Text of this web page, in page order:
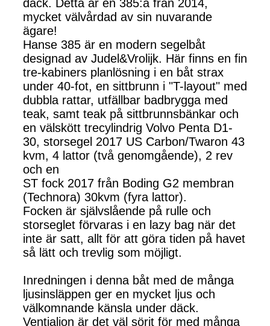
däck. Detta är en 385:a från 2014,
mycket välvårdad av sin nuvarande
ägare!
Hanse 385 är en modern segelbåt
designad av Judel&Vrolijk. Här finns en fin
tre-kabiners planlösning i en båt strax
under 40-fot, en sittbrunn i "T-layout" med
dubbla rattar, utfällbar badbrygga med
teak, samt teak på sittbrunnsbänkar och
en välskött trecylindrig Volvo Penta D1-
30, storsegel 2017 US Carbon/Twaron 43
kvm, 4 lattor (två genomgående), 2 rev
och en
ST fock 2017 från Boding G2 membran
(Technora) 30kvm (fyra lattor).
Focken är självslående på rulle och
storseglet förvaras i en lazy bag när det
inte är satt, allt för att göra tiden på havet
så lätt och trevlig som möjligt.
Inredningen i denna båt med de många
ljusinsläppen ger en mycket ljus och
välkomnande känsla under däck.
Ventialion är det väl sörjt för med många